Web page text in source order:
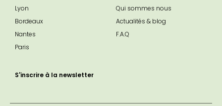
Lyon
Bordeaux
Nantes
Paris
Qui sommes nous
Actualités & blog
F.A.Q
S'inscrire à la newsletter